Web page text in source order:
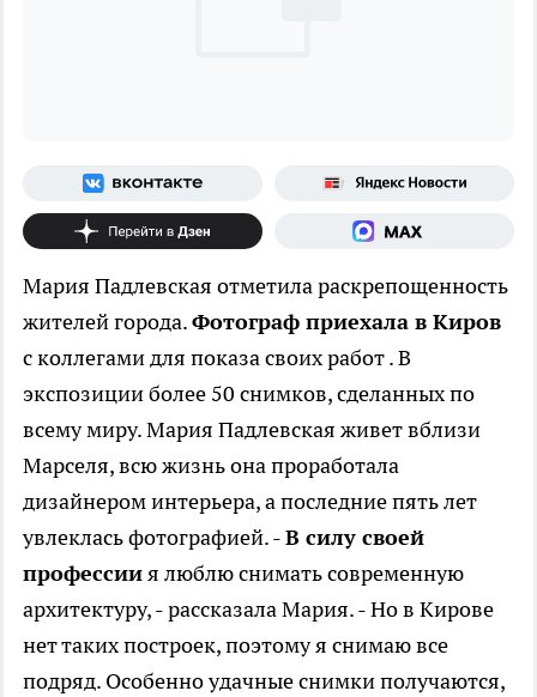
Мария Падлевская отметила раскрепощенность
жителей города.Фотограф приехала в Киров
с коллегами для показа своих работ . В
экспозиции более 50 снимков, сделанных по
всему миру. Мария Падлевская живет вблизи
Марселя, всю жизнь она проработала
дизайнером интерьера, а последние пять лет
увлеклась фотографией. -В силу своей
профессиия люблю снимать современную
архитектуру, - рассказала Мария. - Но в Кирове
нет таких построек, поэтому я снимаю все
подряд. Особенно удачные снимки получаются,